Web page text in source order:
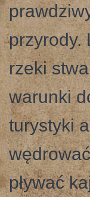
przyrody.
rzeki
warunki
turystyki
pływać